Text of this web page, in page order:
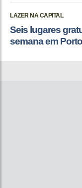
LAZER NA CAPITAL
Seis lugares
semana em